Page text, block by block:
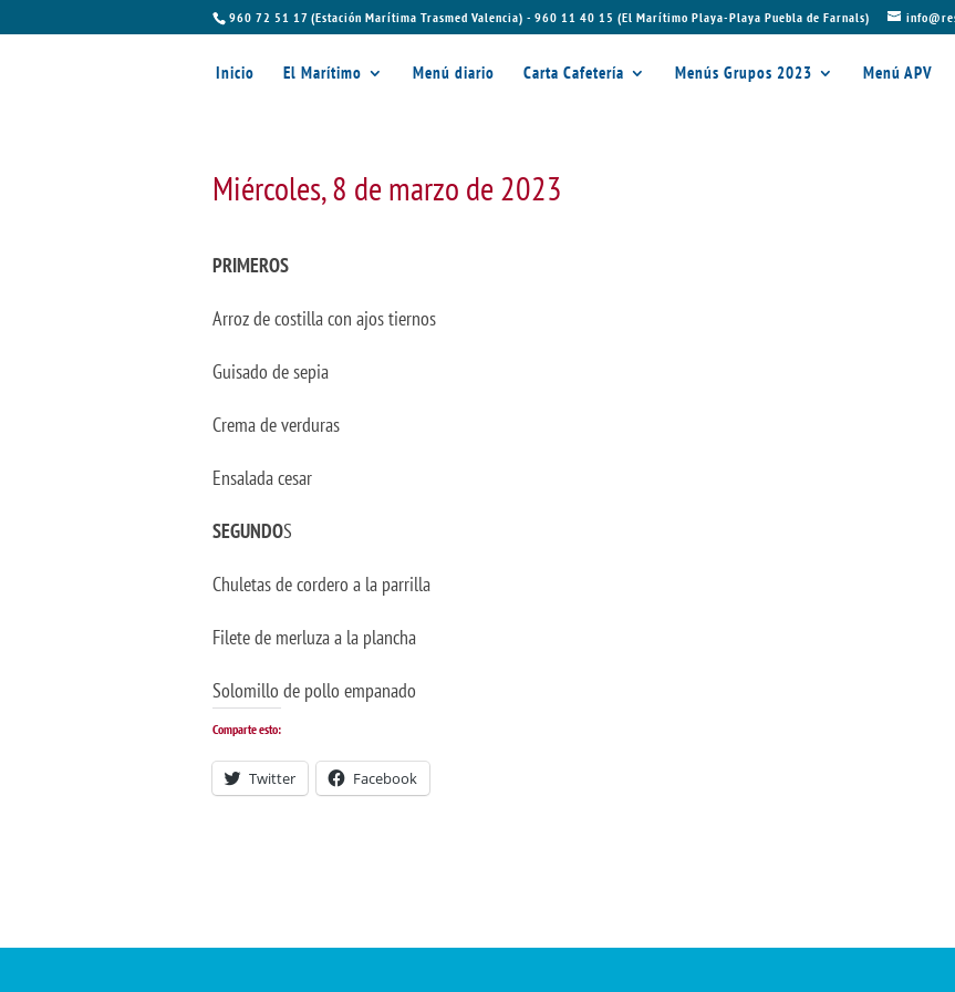
960 72 51 17 (Estación Marítima Trasmed Valencia) - 960 11 40 15 (El Marítimo Playa-Playa Puebla de Farnals)
Inicio El Marítimo Menú diario Carta Cafetería Menús Grupos 2023 Menú APV
Miércoles, 8 de marzo de 2023
PRIMEROS
Arroz de costilla con ajos tiernos
Guisado de sepia
Crema de verduras
Ensalada cesar
SEGUNDOS
Chuletas de cordero a la parrilla
Filete de merluza a la plancha
Solomillo de pollo empanado
Comparte esto:
Twitter Facebook